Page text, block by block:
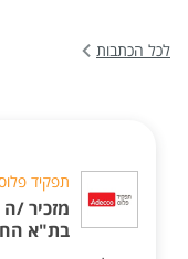
לכל הכתבות
תפקיד
מזכיר /
בת"א